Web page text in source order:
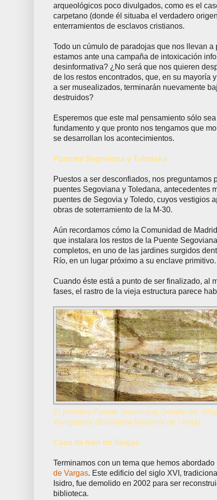
arqueológicos poco divulgados, como es el
carpetano (donde él situaba el verdadero
enterramientos de esclavos cristianos.
Todo un cúmulo de paradojas que nos llevan
estamos ante una campaña de intoxicación
desinformativa? ¿No será que nos quieren
de los restos encontrados, que, en su mayoría
a ser musealizados, terminarán nuevamente
destruidos?
Esperemos que este mal pensamiento sólo
fundamento y que pronto nos tengamos que
se desarrollan los acontecimientos.
Puentes Segoviana y Toledana
Puestos a ser desconfiados, nos preguntamos
puentes Segoviana y Toledana, antecedentes
puentes de Segovia y Toledo, cuyos vestigios
obras de soterramiento de la M-30.
Aún recordamos cómo la Comunidad de
que instalara los restos de la Puente
completos, en uno de las jardines surgidos
Río, en un lugar próximo a su enclave primitivo.
Cuando éste está a punto de ser finalizado, al
fases, el rastro de la vieja estructura parece
El primitivo Puente Segoviana. Detalle del
Wyngaerde (Biblioteca Nacional de Viena).
Casa de Iván de Vargas
Terminamos con un tema que hemos
de Vargas. Este edificio del siglo XVI,
Isidro, fue demolido en 2002 para ser
biblioteca.